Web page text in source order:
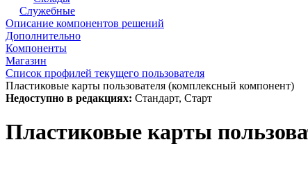
Служебные
Описание компонентов решений
Дополнительно
Компоненты
Магазин
Список профилей текущего пользователя
Пластиковые карты пользователя (комплексный компонент)
Недоступно в редакциях: Стандарт, Старт
Пластиковые карты